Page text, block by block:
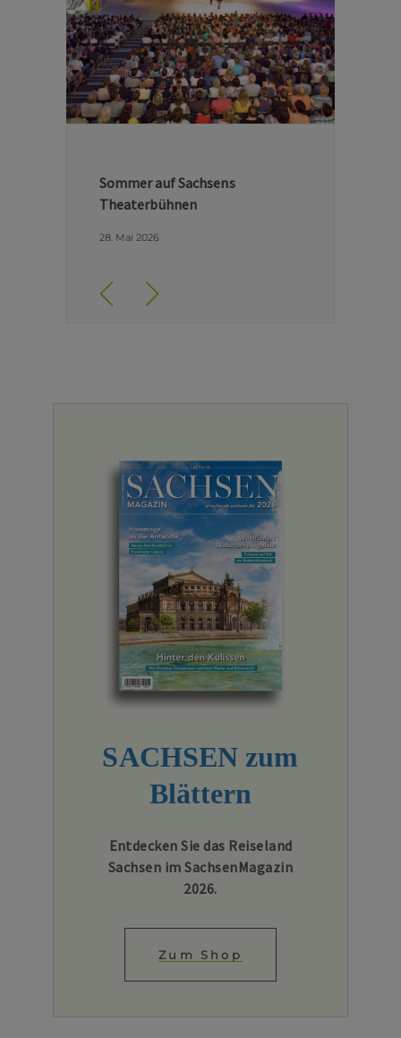
Hinter den Kulissen der Dresdner
Semperoper
29. April 2026
SACHSEN zum
Blättern
Entdecken Sie das Reiseland
Sachsen im SachsenMagazin
2026.
Zum Shop